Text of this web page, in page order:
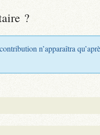
?
n’apparaîtra